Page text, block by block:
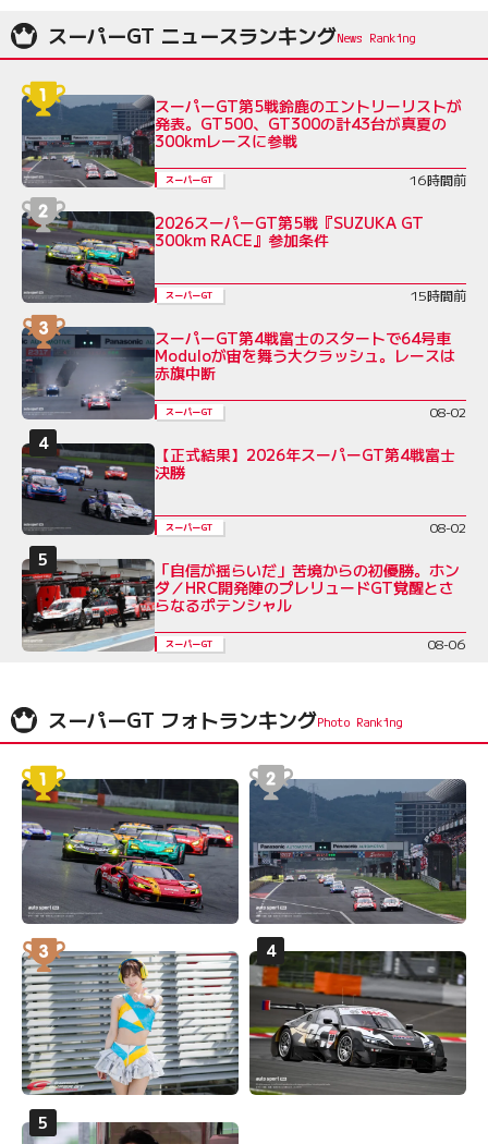
スーパーGT ニュースランキング
スーパーGT第5戦鈴鹿のエントリーリストが
発表。GT500、GT300の計43台が真夏の
300kmレースに参戦
スーパーGT 16時間前
2026スーパーGT第5戦『SUZUKA GT
300km RACE』参加条件
スーパーGT 15時間前
スーパーGT第4戦富士のスタートで64号車
Moduloが宙を舞う大クラッシュ。レースは
赤旗中断
スーパーGT 08-02
【正式結果】2026年スーパーGT第4戦富士
決勝
スーパーGT 08-02
「自信が揺らいだ」苦境からの初優勝。ホン
ダ／HRC開発陣のプレリュードGT覚醒とさ
らなるポテンシャル
スーパーGT 08-06
スーパーGT フォトランキング